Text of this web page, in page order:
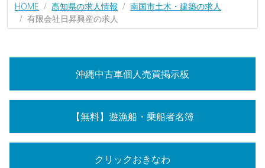
HOME 高知県の求人情報
南国市土木・建築の求人
有限会社日昇興産の求人
沖縄中古車個人売買掲示板
【無料】遊漁船・乗船者名簿
クリックおきなわ